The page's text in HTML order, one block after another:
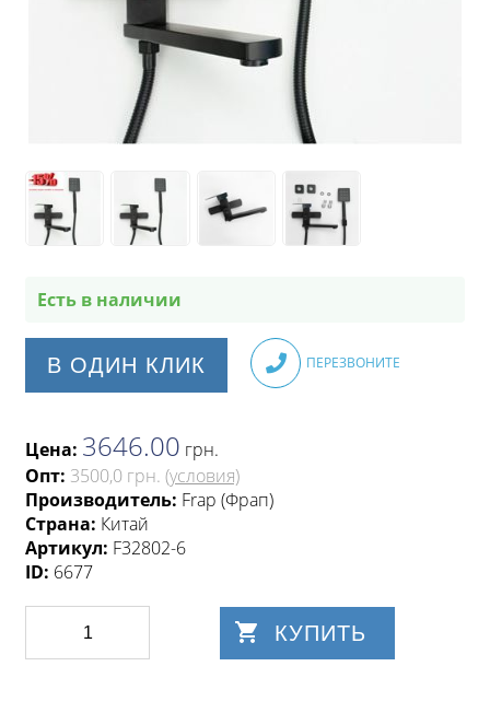
Есть в наличии
В ОДИН КЛИК ПЕРЕЗВОНИТЕ
Цена: 3646.00 грн.
Опт: 3500,0 грн. (условия)
Производитель: Frap (Фрап)
Страна: Китай
Артикул: F32802-6
ID: 6677
КУПИТЬ